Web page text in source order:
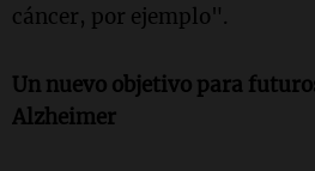
cáncer, por ejemplo".
Un nuevo objetivo para
Alzheimer